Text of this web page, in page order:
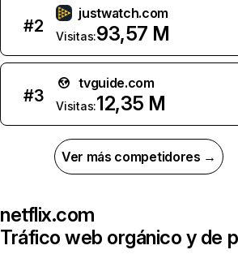
#2
justwatch.com
Visitas:93,57 M
#3
tvguide.com
Visitas:12,35 M
Ver más competidores →
netflix.com
Tráfico web orgánico y de